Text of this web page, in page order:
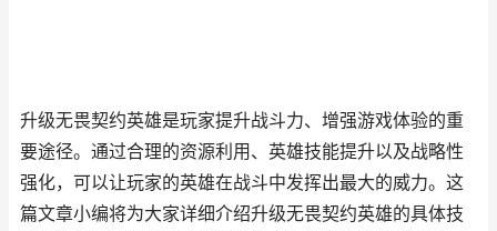
升级无畏契约英雄是玩家提升战斗力、增强游戏体验的重
要途径。通过合理的资源利用、英雄技能提升以及战略性
强化，可以让玩家的英雄在战斗中发挥出最大的威力。这
篇文章小编将为大家详细介绍升级无畏契约英雄的具体技